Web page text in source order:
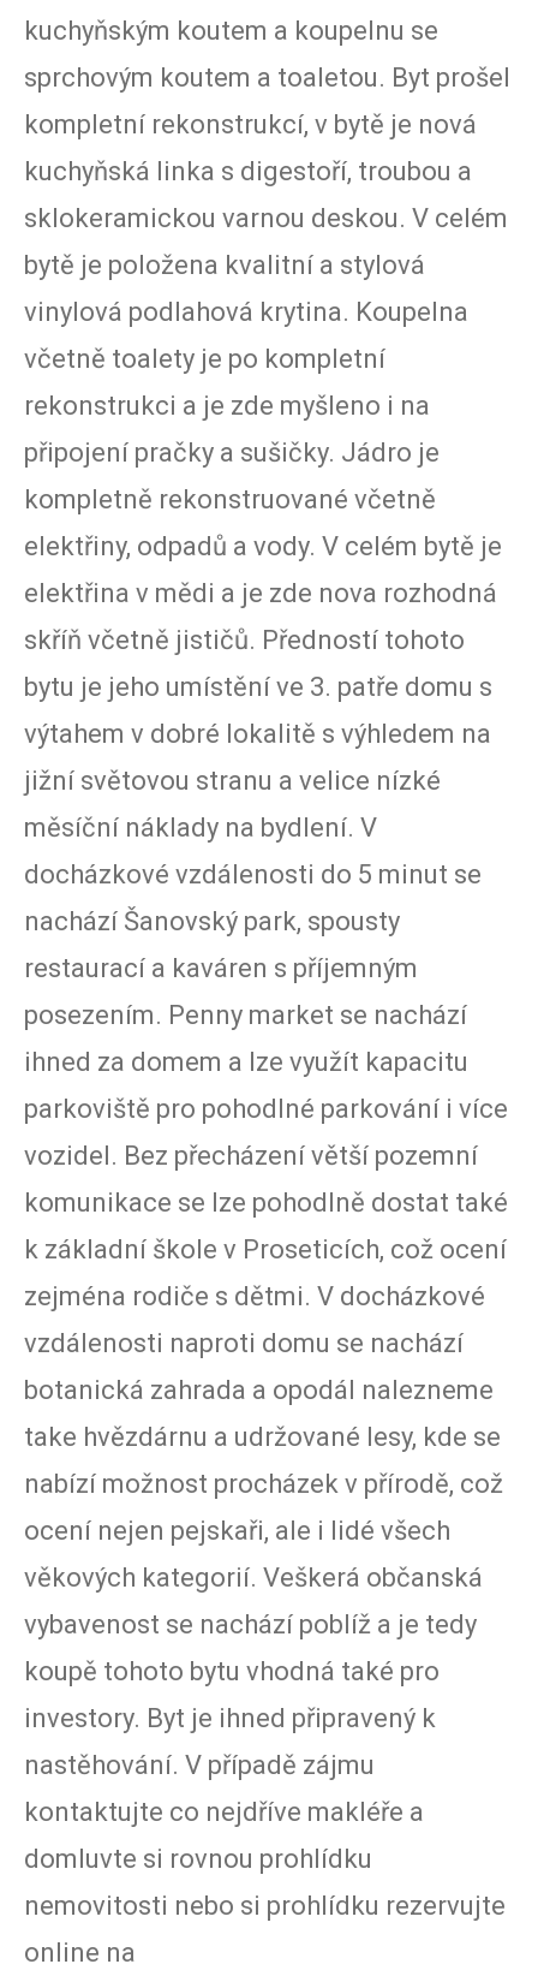
kuchyňským koutem a koupelnu se
sprchovým koutem a toaletou. Byt prošel
kompletní rekonstrukcí, v bytě je nová
kuchyňská linka s digestoří, troubou a
sklokeramickou varnou deskou. V celém
bytě je položena kvalitní a stylová
vinylová podlahová krytina. Koupelna
včetně toalety je po kompletní
rekonstrukci a je zde myšleno i na
připojení pračky a sušičky. Jádro je
kompletně rekonstruované včetně
elektřiny, odpadů a vody. V celém bytě je
elektřina v mědi a je zde nova rozhodná
skříň včetně jističů. Předností tohoto
bytu je jeho umístění ve 3. patře domu s
výtahem v dobré lokalitě s výhledem na
jižní světovou stranu a velice nízké
měsíční náklady na bydlení. V
docházkové vzdálenosti do 5 minut se
nachází Šanovský park, spousty
restaurací a kaváren s příjemným
posezením. Penny market se nachází
ihned za domem a lze využít kapacitu
parkoviště pro pohodlné parkování i více
vozidel. Bez přecházení větší pozemní
komunikace se lze pohodlně dostat také
k základní škole v Proseticích, což ocení
zejména rodiče s dětmi. V docházkové
vzdálenosti naproti domu se nachází
botanická zahrada a opodál nalezneme
take hvězdárnu a udržované lesy, kde se
nabízí možnost procházek v přírodě, což
ocení nejen pejskaři, ale i lidé všech
věkových kategorií. Veškerá občanská
vybavenost se nachází poblíž a je tedy
koupě tohoto bytu vhodná také pro
investory. Byt je ihned připravený k
nastěhování. V případě zájmu
kontaktujte co nejdříve makléře a
domluvte si rovnou prohlídku
nemovitosti nebo si prohlídku rezervujte
online na